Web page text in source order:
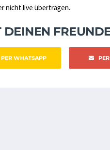
nicht live übertragen.
PER WHATSAPP